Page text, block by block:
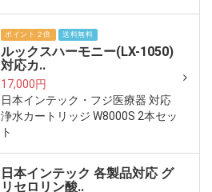
ポイント２倍 送料無料
ルックスハーモニー(LX-1050)
対応カ..
17,000円
日本インテック・フジ医療器 対応
浄水カートリッジ W8000S 2本セッ
ト
日本インテック 各製品対応 グ
リセロリン酸..